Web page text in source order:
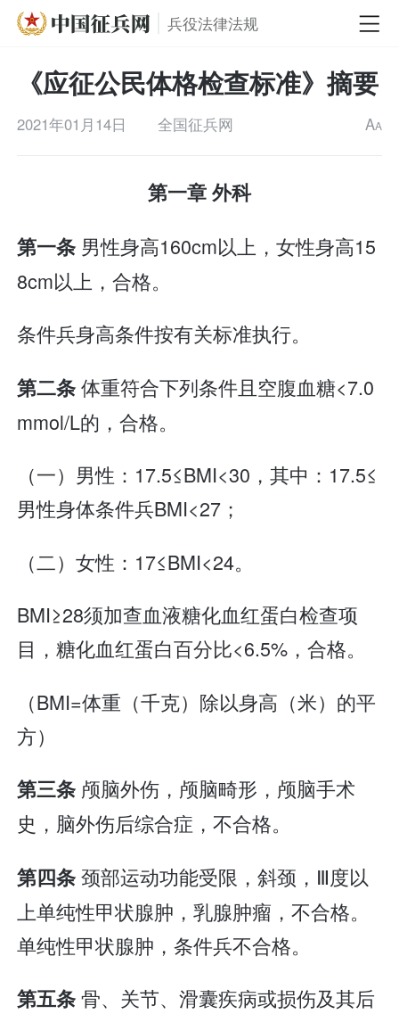
兵役法律法规
《应征公民体格检查标准》摘要
2021年01月14日 全国征兵网 AA
第一章 外科
第一条 男性身高160cm以上，女性身高15
8cm以上，合格。
条件兵身高条件按有关标准执行。
第二条体重符合下列条件且空腹血糖<7.0
mmol/L的，合格。
（一）男性：17.5≤BMI<30，其中：17.5≤
男性身体条件兵BMI<27；
（二）女性：17≤BMI<24。
BMI≥28须加查血液糖化血红蛋白检查项
目，糖化血红蛋白百分比<6.5%，合格。
（BMI=体重（千克）除以身高（米）的平
方）
第三条 颅脑外伤，颅脑畸形，颅脑手术
史，脑外伤后综合症，不合格。
第四条颈部运动功能受限，斜颈，Ⅲ度以
上单纯性甲状腺肿，乳腺肿瘤，不合格。
单纯性甲状腺肿，条件兵不合格。
第五条骨、关节、滑囊疾病或损伤及其后